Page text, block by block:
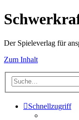
Der Spieleverlag für
Zum Inhalt
Schnellzugriff